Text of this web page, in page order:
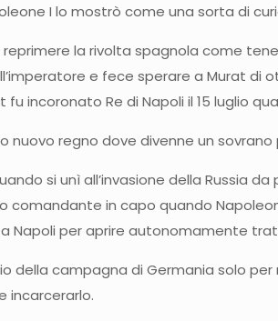
I lo mostrò come una sorta di
reprimere la rivolta spagnola come
e fece sperare a Murat di
incoronato Re di Napoli il 15 luglio
nuovo regno dove divenne un sovrano
si unì all’invasione della Russia
in capo quando
Napoli per aprire autonomamente
della campagna di Germania solo
incarcerarlo.